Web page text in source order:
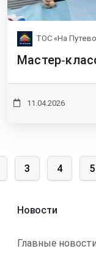
ТОС «На
11.04.2026
Нумерация страниц
Page
3 Page
4 5
Новости
Главные новости